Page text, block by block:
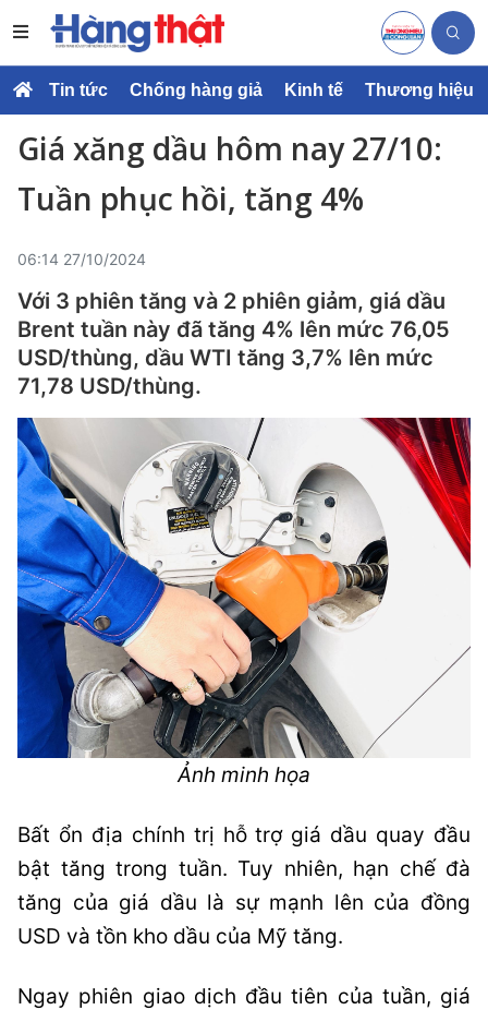
Tin tức Chống hàng giả Kinh tế Thương hiệu
Giá xăng dầu hôm nay 27/10:
Tuần phục hồi, tăng 4%
06:14 27/10/2024
Với 3 phiên tăng và 2 phiên giảm, giá dầu
Brent tuần này đã tăng 4% lên mức 76,05
USD/thùng, dầu WTI tăng 3,7% lên mức
71,78 USD/thùng.
Ảnh minh họa
Bất ổn địa chính trị hỗ trợ giá dầu quay đầu
bật tăng trong tuần. Tuy nhiên, hạn chế đà
tăng của giá dầu là sự mạnh lên của đồng
USD và tồn kho dầu của Mỹ tăng.
Ngay phiên giao dịch đầu tiên của tuần, giá